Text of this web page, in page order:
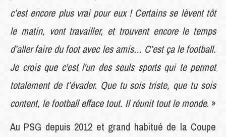
c’est encore plus vrai pour eux ! Certains se lèvent tôt
le matin, vont travailler, et trouvent encore le temps
d’aller faire du foot avec les amis… C’est ça le football.
Je crois que c'est l'un des seuls sports qui te permet
totalement de t’évader. Que tu sois triste, que tu sois
content, le football efface tout. Il réunit tout le monde. »
Au PSG depuis 2012 et grand habitué de la Coupe